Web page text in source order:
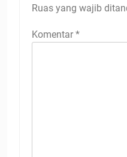
Ruas yang wajib
Komentar *